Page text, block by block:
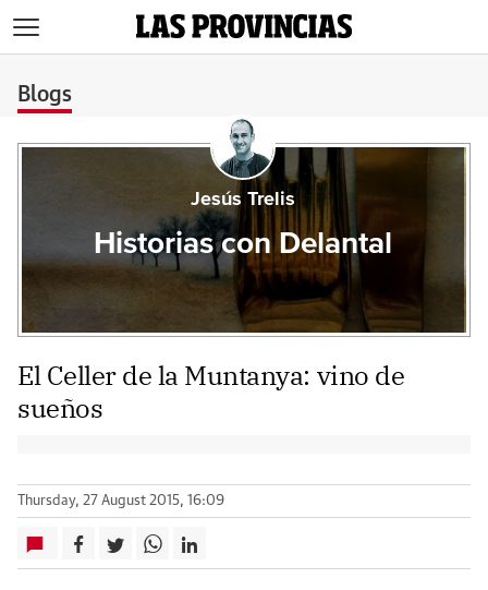
Blogs
Jesús Trelis
Historias con Delantal
El Celler de la Muntanya: vino de
sueños
Thursday, 27 August 2015, 16:09